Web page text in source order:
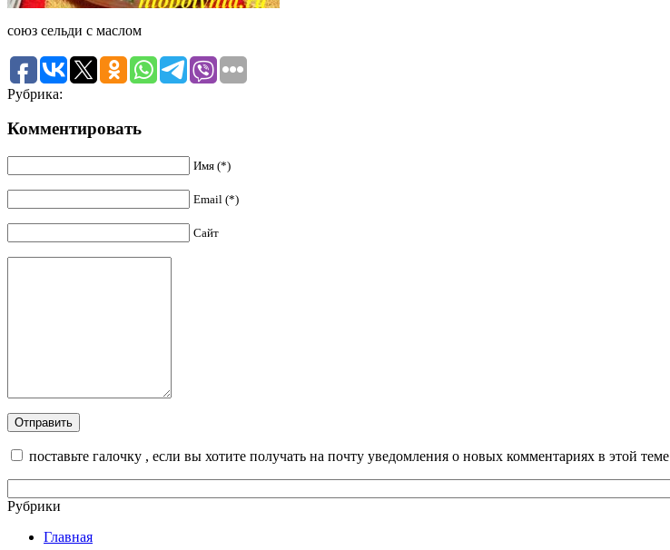
союз сельди с маслом
Рубрика:
Комментировать
Имя (*)
Email (*)
Сайт
поставьте галочку , если вы хотите получать на почту уведомления о новых комментариях в этой теме
Рубрики
Главная